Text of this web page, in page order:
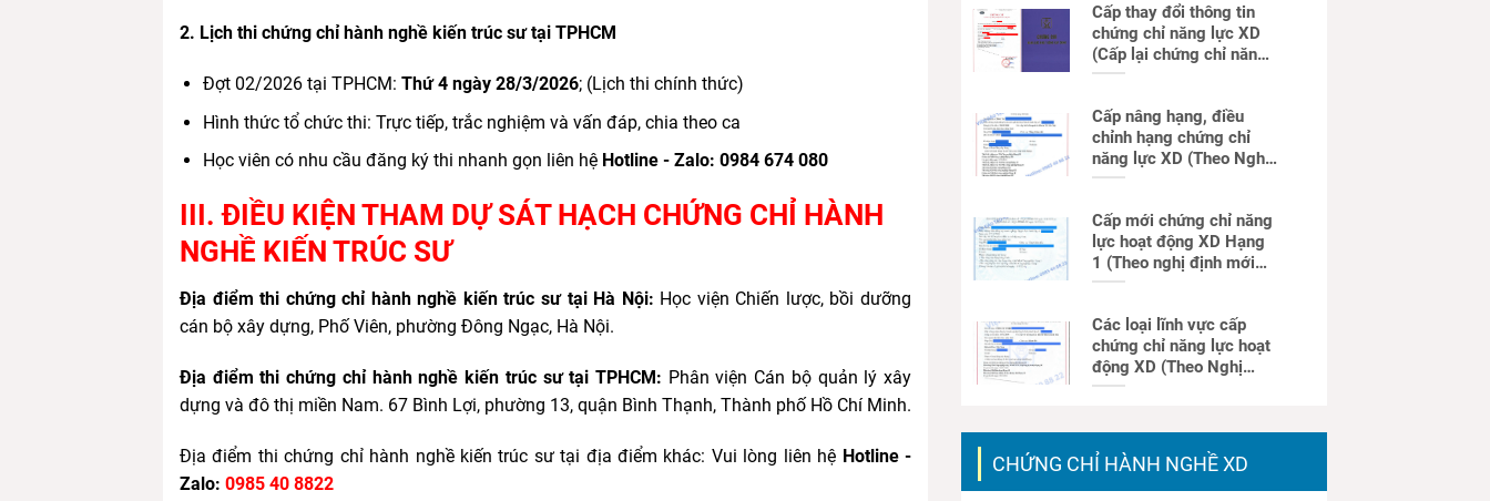
2. Lịch thi chứng chỉ hành nghề kiến trúc sư tại TPHCM
Đợt 02/2026 tại TPHCM: Thứ 4 ngày 28/3/2026; (Lịch thi chính thức)
Hình thức tổ chức thi: Trực tiếp, trắc nghiệm và vấn đáp, chia theo ca
Học viên có nhu cầu đăng ký thi nhanh gọn liên hệ Hotline - Zalo: 0984 674 080
III. ĐIỀU KIỆN THAM DỰ SÁT HẠCH CHỨNG CHỈ HÀNH
NGHỀ KIẾN TRÚC SƯ
Địa điểm thi chứng chỉ hành nghề kiến trúc sư tại Hà Nội: Học viện Chiến lược, bồi dưỡng
cán bộ xây dựng, Phố Viên, phường Đông Ngạc, Hà Nội.
Địa điểm thi chứng chỉ hành nghề kiến trúc sư tại TPHCM: Phân viện Cán bộ quản lý xây
dựng và đô thị miền Nam. 67 Bình Lợi, phường 13, quận Bình Thạnh, Thành phố Hồ Chí Minh.
Địa điểm thi chứng chỉ hành nghề kiến trúc sư tại địa điểm khác: Vui lòng liên hệ Hotline -
Zalo: 0985 40 8822
Cấp thay đổi thông tin
chứng chỉ năng lực XD
(Cấp lại chứng chỉ năng
lực)
Cấp nâng hạng, điều
chỉnh hạng chứng chỉ
năng lực XD (Theo Nghị
định mới)
Cấp mới chứng chỉ năng
lực hoạt động XD Hạng
1 (Theo nghị định mới
nhất)
Các loại lĩnh vực cấp
chứng chỉ năng lực hoạt
động XD (Theo Nghị
định mới)
CHỨNG CHỈ HÀNH NGHỀ XD